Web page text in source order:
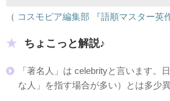
（ コスモピア編集部 『語順マスター英
ちょこっと解説♪
「著名人」は celebrityと言います。
な人」を指す場合が多い）とは多少異